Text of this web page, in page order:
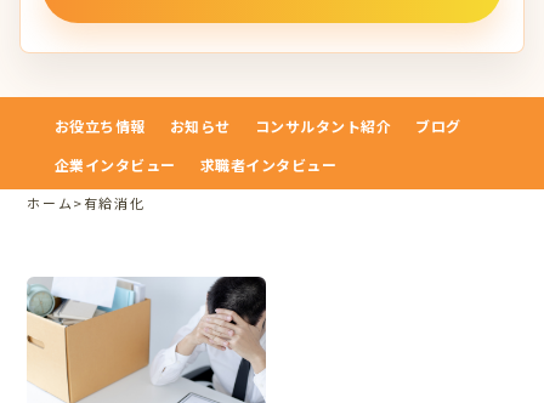
お役立ち情報 お知らせ コンサルタント紹介
ブログ
企業インタビュー
求職者インタビュー
ホーム>有給消化